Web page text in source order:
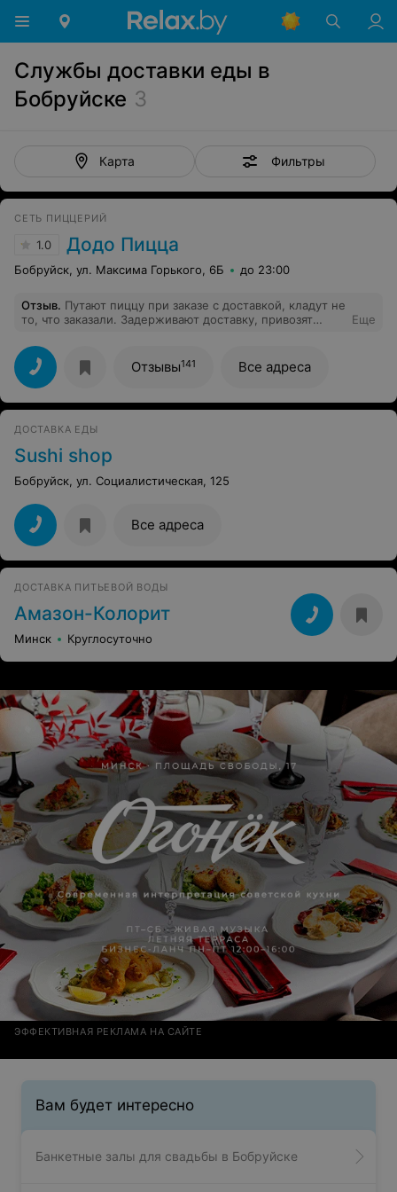
Службы доставки еды в
Бобруйске 3
Карта Фильтры
СЕТЬ ПИЦЦЕРИЙ
1.0 Додо Пицца
Бобруйск, ул. Максима Горького, 6Б до 23:00
Отзыв. Путают пиццу при заказе с доставкой, кладут не
то, что заказали. Задерживают доставку, привозят
бонуса не дают, не рекомендую делать заказы в этой
пиццерии!
Еще
Отзывы141 Все адреса
ДОСТАВКА ЕДЫ
Sushi shop
Бобруйск, ул. Социалистическая, 125
Все адреса
ДОСТАВКА ПИТЬЕВОЙ ВОДЫ
Амазон-Колорит
Минск Круглосуточно
ЭФФЕКТИВНАЯ РЕКЛАМА НА САЙТЕ
Вам будет интересно
Банкетные залы для свадьбы в Бобруйске